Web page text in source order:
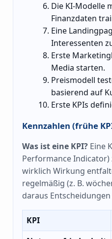
Die KI-Modelle
Finanzdaten
Eine
Interessenten
Erste
Media starten.
Preismodell
basierend auf
Erste KPIs
Kennzahlen (frühe
Was ist eine KPI? Eine
Performance
wirklich Wirkung
regelmäßig (z. B.
daraus Entscheidungen
KPI